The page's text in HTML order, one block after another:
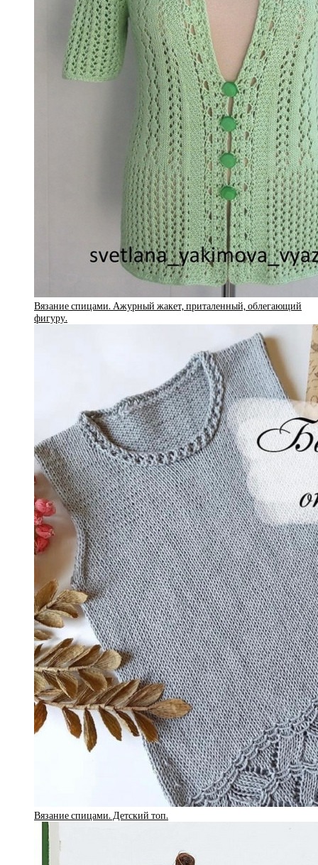
Вязание спицами. Ажурный жакет, приталенный, облегающий
фигуру.
Вязание спицами. Детский топ.